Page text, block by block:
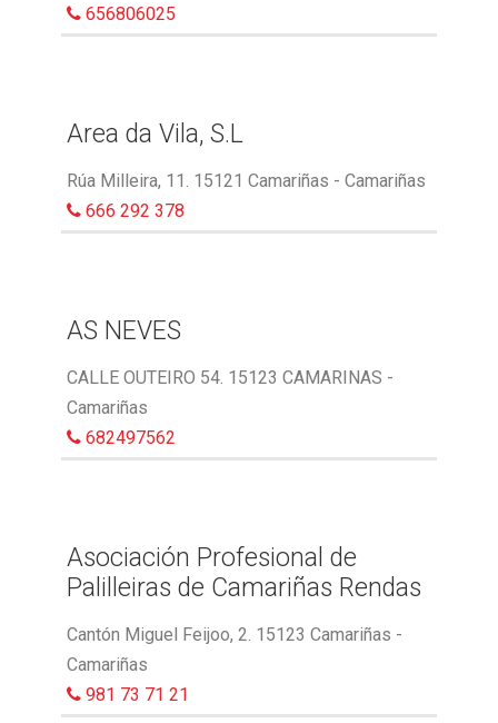
656806025
Area da Vila, S.L
Rúa Milleira, 11. 15121 Camariñas - Camariñas
666 292 378
AS NEVES
CALLE OUTEIRO 54. 15123 CAMARINAS -
Camariñas
682497562
Asociación Profesional de
Palilleiras de Camariñas Rendas
Cantón Miguel Feijoo, 2. 15123 Camariñas -
Camariñas
981 73 71 21